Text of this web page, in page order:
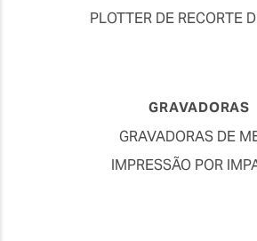
PLOTTER DE RECORTE
GRAVADORAS
GRAVADORAS DE
IMPRESSÃO POR